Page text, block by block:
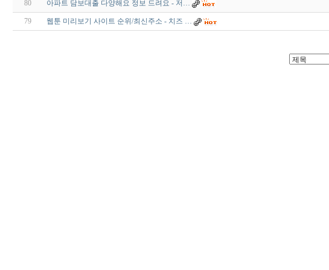
80 아파트 담보대출 다양해요 정보 드려요 - 저…
79 웹툰 미리보기 사이트 순위/최신주소 - 치즈 …